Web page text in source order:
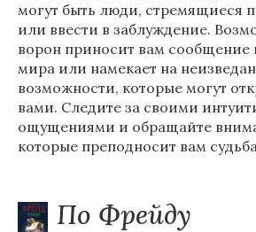
могут быть люди, стремящиеся
или ввести в заблуждение.
ворон приносит вам сообщение
мира или намекает на
возможности, которые могут
вами. Следите за своими
ощущениями и обращайте
которые преподносит вам
По Фрейду